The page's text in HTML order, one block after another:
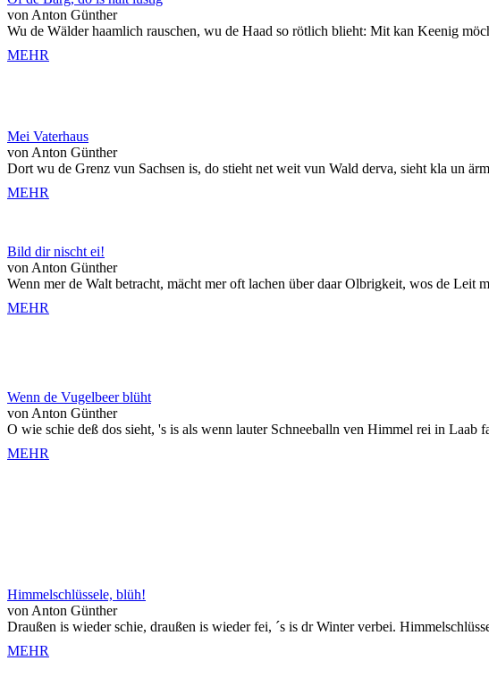
von Anton Günther
Wu de Wälder haamlich rauschen, wu de Haad so rötlich blieht: Mit kan Keenig
MEHR
Mei Vaterhaus
von Anton Günther
Dort wu de Grenz vun Sachsen is, do stieht net weit vun Wald derva, sieht kla un
MEHR
Bild dir nischt ei!
von Anton Günther
Wenn mer de Walt betracht, mächt mer oft lachen über daar Olbrigkeit, wos de Leit
MEHR
Wenn de Vugelbeer blüht
von Anton Günther
O wie schie deß dos sieht, 's is als wenn lauter Schneeballn ven Himmel rei in Laab
MEHR
Himmelschlüssele, blüh!
von Anton Günther
Draußen is wieder schie, draußen is wieder fei, ´s is dr Winter verbei.
MEHR